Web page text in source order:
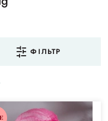
ФІЛЬТР